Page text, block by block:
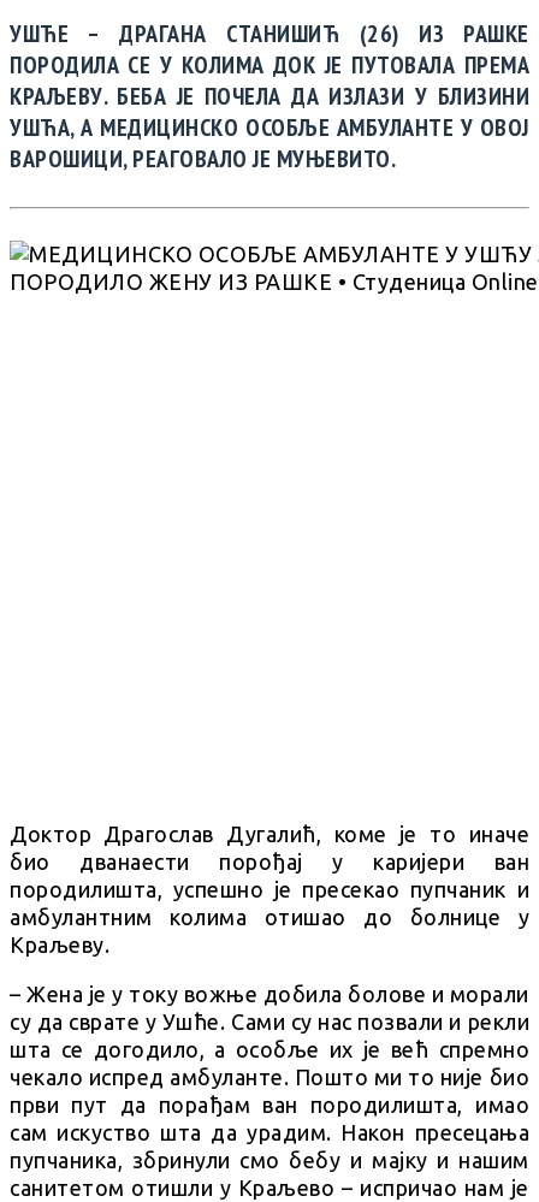
УШЋЕ – ДРАГАНА СТАНИШИЋ (26) ИЗ РАШКЕ
ПОРОДИЛА СЕ У КОЛИМА ДОК ЈЕ ПУТОВАЛА ПРЕМА
КРАЉЕВУ. БЕБА ЈЕ ПОЧЕЛА ДА ИЗЛАЗИ У БЛИЗИНИ
УШЋА, А МЕДИЦИНСКО ОСОБЉЕ АМБУЛАНТЕ У ОВОЈ
ВАРОШИЦИ, РЕАГОВАЛО ЈЕ МУЊЕВИТО.
Доктор Драгослав Дугалић, коме је то иначе
био дванаести порођај у каријери ван
породилишта, успешно је пресекао пупчаник и
амбулантним колима отишао до болнице у
Краљеву.
– Жена је у току вожње добила болове и морали
су да сврате у Ушће. Сами су нас позвали и рекли
шта се догодило, а особље их је већ спремно
чекало испред амбуланте. Пошто ми то није био
први пут да порађам ван породилишта, имао
сам искуство шта да урадим. Након пресецања
пупчаника, збринули смо бебу и мајку и нашим
санитетом отишли у Краљево – испричао нам је